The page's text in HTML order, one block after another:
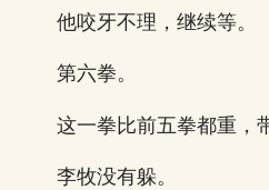
他咬牙不理，继续等。
第六拳。
这一拳比前五拳都重，
李牧没有躲。